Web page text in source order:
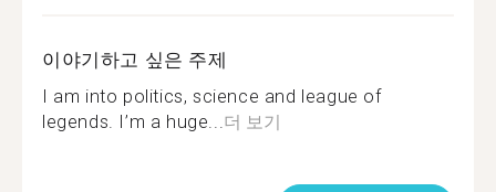
이야기하고 싶은 주제
I am into politics, science and league of
legends. I’m a huge... 더 보기